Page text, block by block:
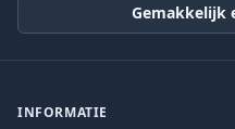
Gemakkelijk
INFORMATIE